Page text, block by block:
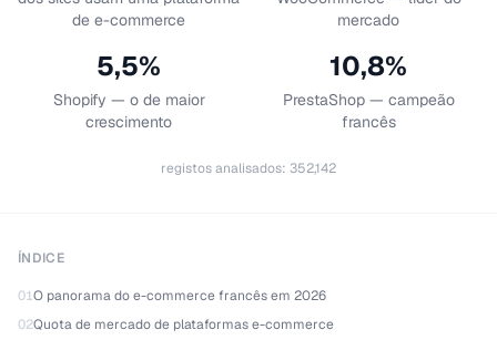
de e-commerce
mercado
5,5%
Shopify — o de maior
crescimento
10,8%
PrestaShop — campeão
francês
registos analisados: 352,142
ÍNDICE
01O panorama do e-commerce francês em 2026
02Quota de mercado de plataformas e-commerce